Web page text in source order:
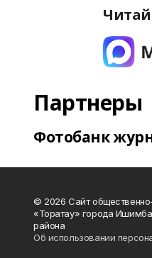
Партнеры
Фотобанк
© 2026 Сайт
«Торатау» города
района
Об использовании